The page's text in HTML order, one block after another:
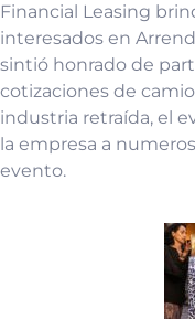
Financial Leasing
interesados en
sintió honrado de
cotizaciones de
industria retraída, el
la empresa a
evento.